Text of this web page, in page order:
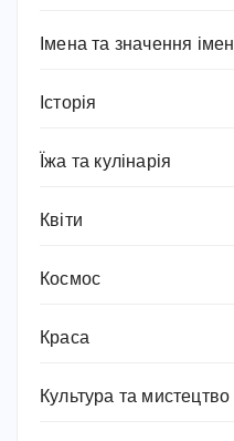
Імена та значення імен
Історія
Їжа та кулінарія
Квіти
Космос
Краса
Культура та мистецтво